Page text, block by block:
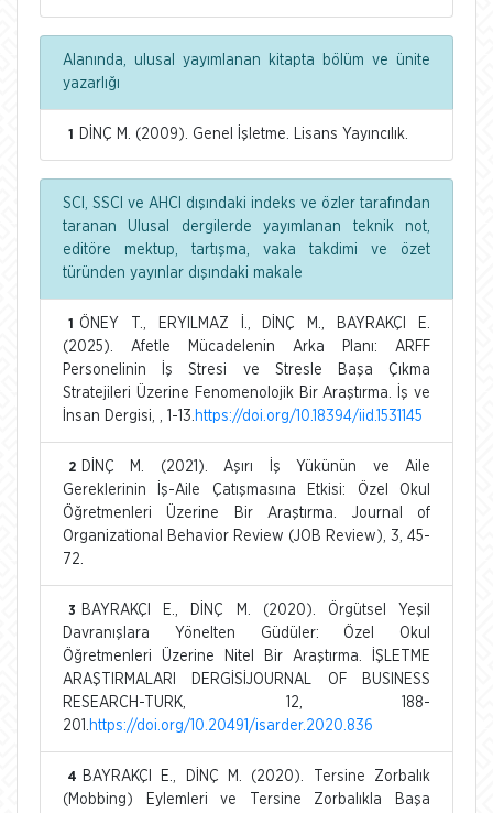
Alanında, ulusal yayımlanan kitapta bölüm ve ünite
yazarlığı
1 DİNÇ M. (2009). Genel İşletme. Lisans Yayıncılık.
SCI, SSCI ve AHCI dışındaki indeks ve özler tarafından
taranan Ulusal dergilerde yayımlanan teknik not,
editöre mektup, tartışma, vaka takdimi ve özet
türünden yayınlar dışındaki makale
1
ÖNEY T., ERYILMAZ İ., DİNÇ M., BAYRAKÇI E.
(2025). Afetle Mücadelenin Arka Planı: ARFF
Personelinin İş Stresi ve Stresle Başa Çıkma
Stratejileri Üzerine Fenomenolojik Bir Araştırma. İş ve
İnsan Dergisi, , 1-13. https://doi.org/10.18394/iid.1531145
2
DİNÇ M. (2021). Aşırı İş Yükünün ve Aile
Gereklerinin İş-Aile Çatışmasına Etkisi: Özel Okul
Öğretmenleri Üzerine Bir Araştırma. Journal of
Organizational Behavior Review (JOB Review), 3, 45-
72.
3
BAYRAKÇI E., DİNÇ M. (2020). Örgütsel Yeşil
Davranışlara Yönelten Güdüler: Özel Okul
Öğretmenleri Üzerine Nitel Bir Araştırma. İŞLETME
ARAŞTIRMALARI DERGİSİJOURNAL OF BUSINESS
RESEARCH-TURK, 12, 188-
201. https://doi.org/10.20491/isarder.2020.836
4
BAYRAKÇI E., DİNÇ M. (2020). Tersine Zorbalık
(Mobbing) Eylemleri ve Tersine Zorbalıkla Başa